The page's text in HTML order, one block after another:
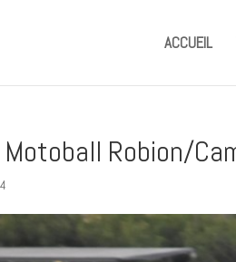
ACCUEIL
Robion/